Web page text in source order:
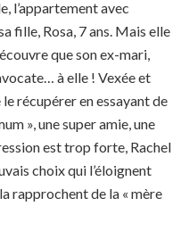
l’appartement avec
fille, Rosa, 7 ans. Mais elle
que son ex-mari,
à elle ! Vexée et
récupérer en essayant de
», une super amie, une
est trop forte, Rachel
choix qui l’éloignent
rapprochent de la « mère